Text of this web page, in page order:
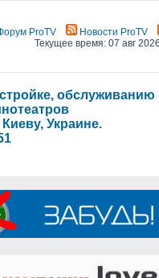
ProTV Новости ProTV
Текущее время: 07 авг
обслуживанию
Украине.